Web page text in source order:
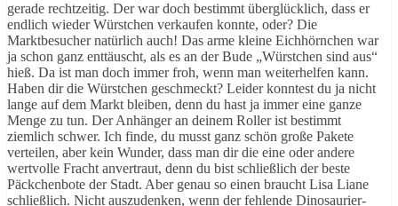
gerade rechtzeitig. Der war doch bestimmt überglücklich, dass er
endlich wieder Würstchen verkaufen konnte, oder? Die
Marktbesucher natürlich auch! Das arme kleine Eichhörnchen war
ja schon ganz enttäuscht, als es an der Bude „Würstchen sind aus“
hieß. Da ist man doch immer froh, wenn man weiterhelfen kann.
Haben dir die Würstchen geschmeckt? Leider konntest du ja nicht
lange auf dem Markt bleiben, denn du hast ja immer eine ganze
Menge zu tun. Der Anhänger an deinem Roller ist bestimmt
ziemlich schwer. Ich finde, du musst ganz schön große Pakete
verteilen, aber kein Wunder, dass man dir die eine oder andere
wertvolle Fracht anvertraut, denn du bist schließlich der beste
Päckchenbote der Stadt. Aber genau so einen braucht Lisa Liane
schließlich. Nicht auszudenken, wenn der fehlende Dinosaurier-